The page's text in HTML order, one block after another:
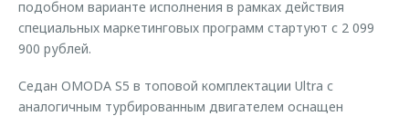
подобном варианте исполнения в рамках действия
специальных маркетинговых программ стартуют с 2 099
900 рублей.
Седан OMODA S5 в топовой комплектации Ultra с
аналогичным турбированным двигателем оснащен